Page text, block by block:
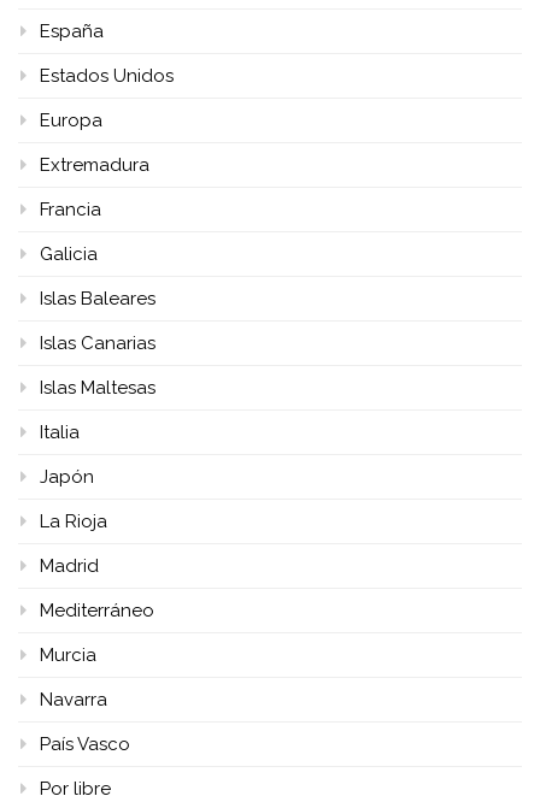
España
Estados Unidos
Europa
Extremadura
Francia
Galicia
Islas Baleares
Islas Canarias
Islas Maltesas
Italia
Japón
La Rioja
Madrid
Mediterráneo
Murcia
Navarra
País Vasco
Por libre